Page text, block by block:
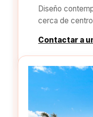
Diseño
cerca de
Contactar a